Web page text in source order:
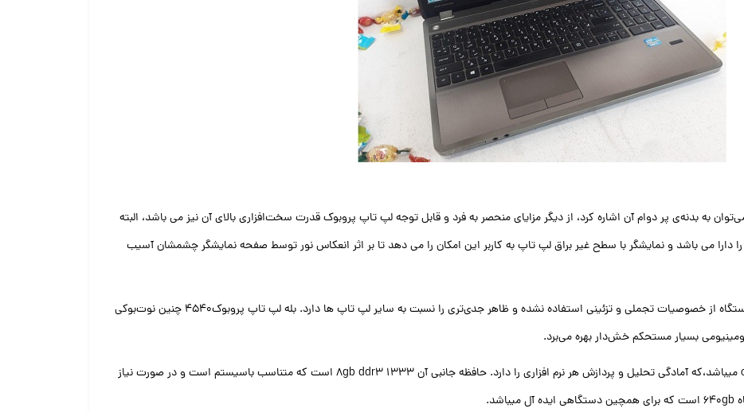
به بدنه‌ی پر دوام آن اشاره کرد، از دیگر مزایای منحصر به فرد و قابل توجه لپ تاپ پروبوک قدرت سخت‌افزاری بالای آن نیز می باشد، البته
دارا می باشد و نمایشگر با سطح غیر براق لپ تاپ به کاربر این امکان را می دهد تا بر اثر انعکاس نور توسط صفحه نمایشگر چشمشان آسیب
و قابل به ذکر می باشد که معمولا در ساخت این دستگاه از خصوصیات تجملی و تزئینی استفاده نشده و ظاهر جدی‌تری را نسبت به سایر لپ تاپ ها دارد. بله لپ تاپ پروبوک۴۵۴۰ چنین نوت‌بوکی
پردازنده آن core i5 3210m 2.5ghz up to 3.1ghz میباشد،که آمادگی تحلیل و پردازش هر نرم افزاری را دارد. حافظه جانبی آن ۸gb ddr3 1333 است که متناسب باسیستم است و در صورت نیاز